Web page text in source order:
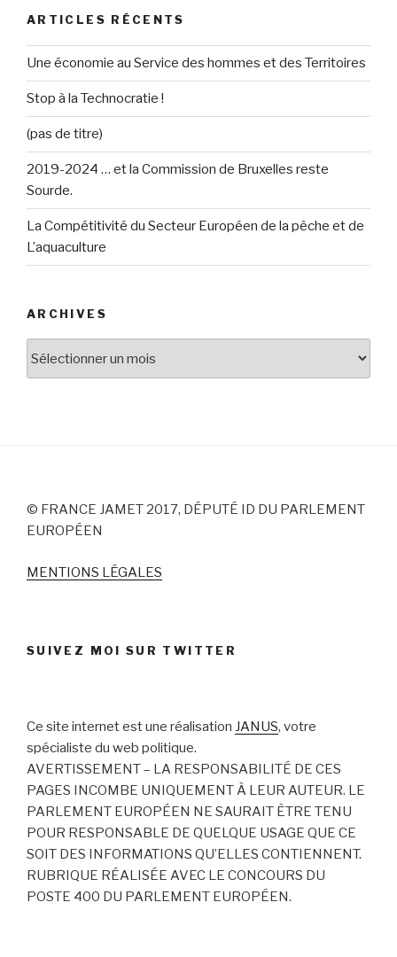
ARTICLES RÉCENTS
Une économie au Service des hommes et des Territoires
Stop à la Technocratie !
(pas de titre)
2019-2024 … et la Commission de Bruxelles reste
Sourde.
La Compétitivité du Secteur Européen de la pêche et de
L’aquaculture
ARCHIVES
© FRANCE JAMET 2017, DÉPUTÉ ID DU PARLEMENT
EUROPÉEN
MENTIONS LÉGALES
SUIVEZ MOI SUR TWITTER
Ce site internet est une réalisation JANUS, votre
spécialiste du web politique.
AVERTISSEMENT – LA RESPONSABILITÉ DE CES
PAGES INCOMBE UNIQUEMENT À LEUR AUTEUR. LE
PARLEMENT EUROPÉEN NE SAURAIT ÊTRE TENU
POUR RESPONSABLE DE QUELQUE USAGE QUE CE
SOIT DES INFORMATIONS QU’ELLES CONTIENNENT.
RUBRIQUE RÉALISÉE AVEC LE CONCOURS DU
POSTE 400 DU PARLEMENT EUROPÉEN.